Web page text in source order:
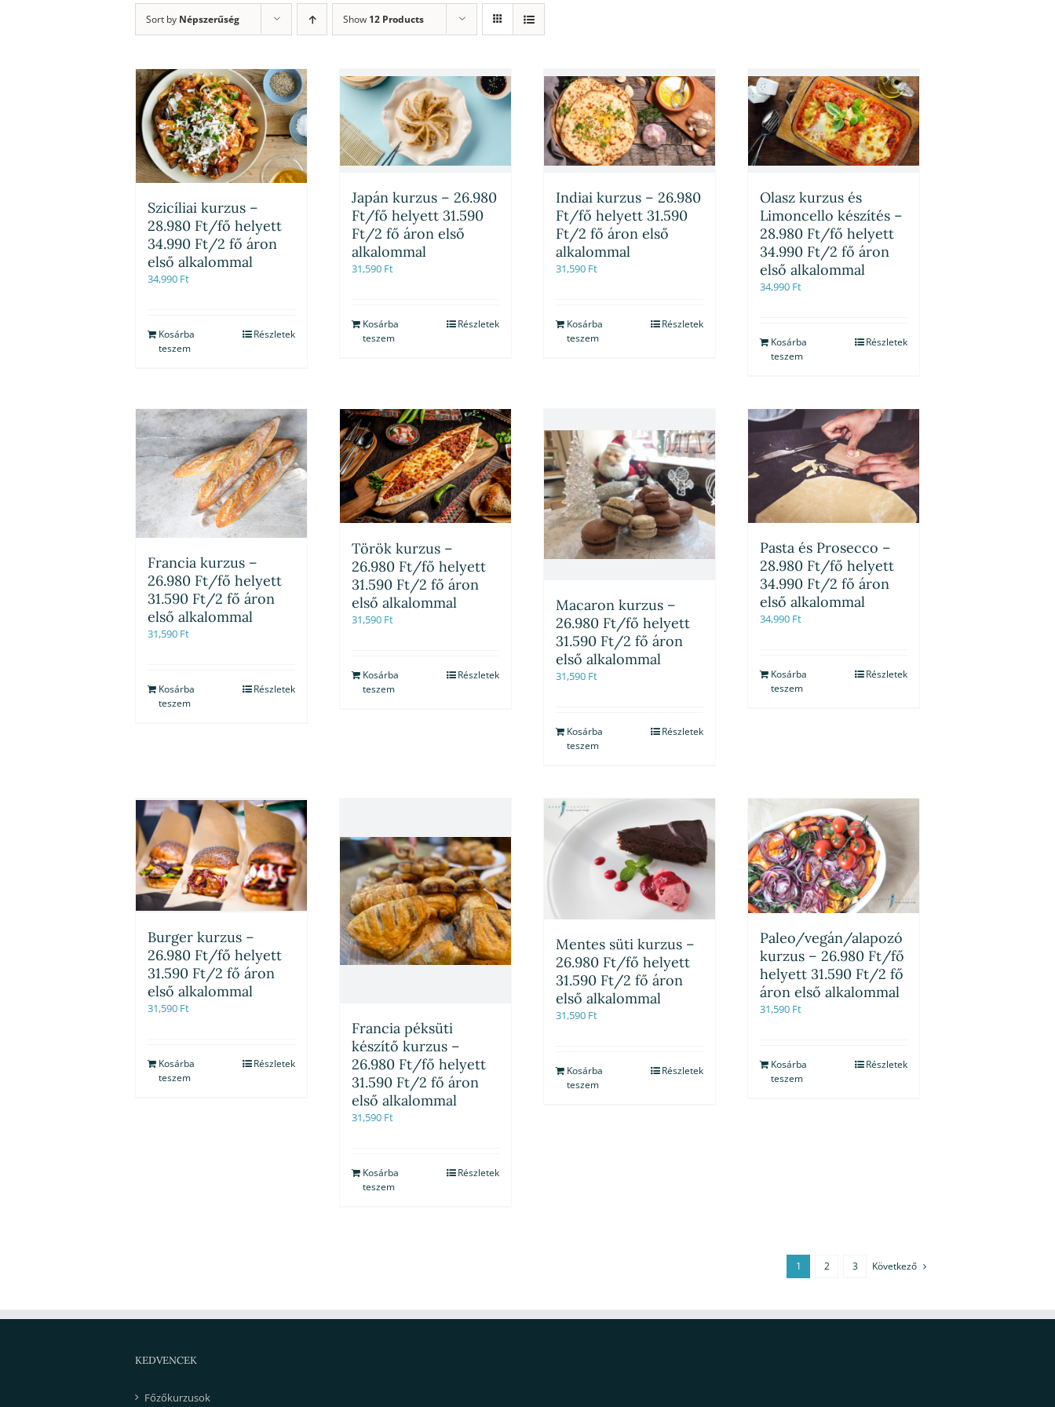
Sort by Népszerűség Show 12 Products
Szicíliai kurzus –
28.980 Ft/fő helyett
34.990 Ft/2 fő áron
első alkalommal
34,990 Ft
Kosárba
teszem
Részletek
Japán kurzus – 26.980
Ft/fő helyett 31.590
Ft/2 fő áron első
alkalommal
31,590 Ft
Kosárba
teszem
Részletek
Indiai kurzus – 26.980
Ft/fő helyett 31.590
Ft/2 fő áron első
alkalommal
31,590 Ft
Kosárba
teszem
Részletek
Olasz kurzus és
Limoncello készítés –
28.980 Ft/fő helyett
34.990 Ft/2 fő áron
első alkalommal
34,990 Ft
Kosárba
teszem
Részletek
Francia kurzus –
26.980 Ft/fő helyett
31.590 Ft/2 fő áron
első alkalommal
31,590 Ft
Kosárba
teszem
Részletek
Török kurzus –
26.980 Ft/fő helyett
31.590 Ft/2 fő áron
első alkalommal
31,590 Ft
Kosárba
teszem
Részletek
Macaron kurzus –
26.980 Ft/fő helyett
31.590 Ft/2 fő áron
első alkalommal
31,590 Ft
Kosárba
teszem
Részletek
Pasta és Prosecco –
28.980 Ft/fő helyett
34.990 Ft/2 fő áron
első alkalommal
34,990 Ft
Kosárba
teszem
Részletek
Burger kurzus –
26.980 Ft/fő helyett
31.590 Ft/2 fő áron
első alkalommal
31,590 Ft
Kosárba
teszem
Részletek
Francia péksüti
készítő kurzus –
26.980 Ft/fő helyett
31.590 Ft/2 fő áron
első alkalommal
31,590 Ft
Kosárba
teszem
Részletek
Mentes süti kurzus –
26.980 Ft/fő helyett
31.590 Ft/2 fő áron
első alkalommal
31,590 Ft
Kosárba
teszem
Részletek
Paleo/vegán/alapozó
kurzus – 26.980 Ft/fő
helyett 31.590 Ft/2 fő
áron első alkalommal
31,590 Ft
Kosárba
teszem
Részletek
1 2 3 Következő
KEDVENCEK
Főzőkurzusok